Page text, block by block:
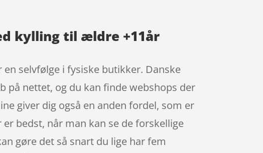
kylling til ældre +11år
selvfølge i fysiske butikker. Danske
på nettet, og du kan finde webshops der
giver dig også en anden fordel, som er
bedst, når man kan se de forskellige
gøre det så snart du lige har fem